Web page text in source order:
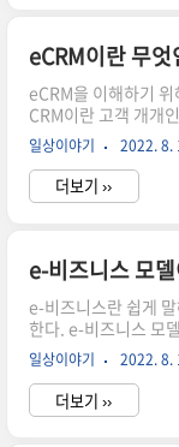
다. 게다가 eCRM은
써 글로벌 관점에서
아프리카나 알래스..
eCRM이란 무
eCRM을 이해하기
CRM이란 고객 개개
으로써 고객과의 관
신 활동이라고 정의
유사한 개념의 고객
찾아볼 수 있다. 병원
특성에 적합한 처치
서비스는 진정한 의
서 고객에게 대응하
..
일상이야기 2022. 8.
더보기 ››
e-비즈니스 모
e-비즈니스란 쉽게
한다. e-비즈니스 모
고, 어떤 제품과 서비
(what), 또 그 제품이
할 수 있다. 한마디로
수 있다. e-비즈니스
일상이야기 2022. 8.
더보기 ››